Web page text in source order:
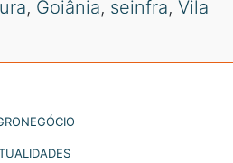
, Goiânia, seinfra, Vila